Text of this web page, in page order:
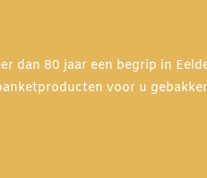
dan 80 jaar een begrip in
voor u